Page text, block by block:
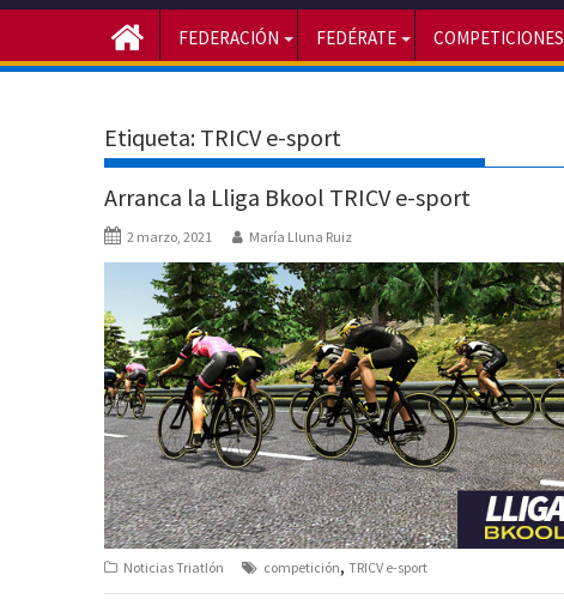
FEDERACIÓN FEDÉRATE COMPETICIONES
Etiqueta: TRICV e-sport
Arranca la Lliga Bkool TRICV e-sport
2 marzo, 2021 María Lluna Ruiz
Noticias Triatlón competición, TRICV e-sport